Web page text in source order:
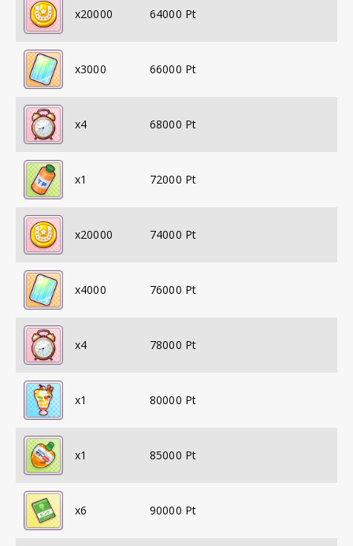
x20000 64000 Pt
x3000 66000 Pt
x4 68000 Pt
x1 72000 Pt
x20000 74000 Pt
x4000 76000 Pt
x4 78000 Pt
x1 80000 Pt
x1 85000 Pt
x6 90000 Pt